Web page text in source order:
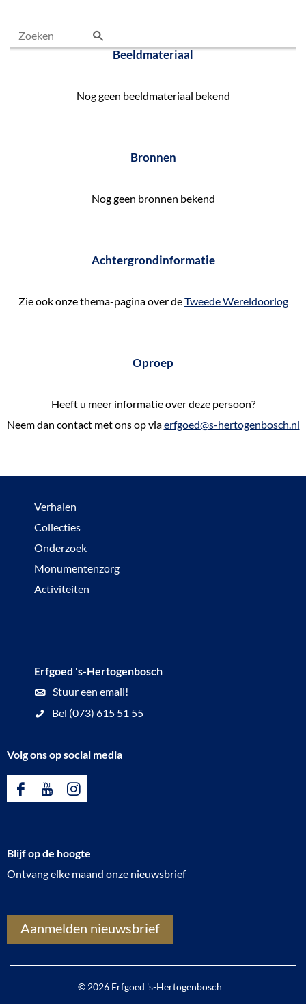
e
Beeldmateriaal
Nog geen beeldmateriaal bekend
Bronnen
Nog geen bronnen bekend
Achtergrondinformatie
Zie ook onze thema-pagina over deTweede Wereldoorlog
Oproep
Heeft u meer informatie over deze persoon?
Neem dan contact met ons op viaerfgoed@s-hertogenbosch.nl
Verhalen
Collecties
Onderzoek
Monumentenzorg
Activiteiten
Erfgoed 's-Hertogenbosch
Stuur een email!
Bel (073) 615 51 55
Volg ons op social media
F
e
b
o
k
E
Y
T
u
E
r
I
t
a
a
m
E
Blijf op de hoogte
Ontvang elke maand onze nieuwsbrief
Aanmelden nieuwsbrief
© 2026 Erfgoed 's-Hertogenbosch